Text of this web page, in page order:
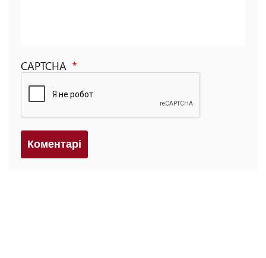
CAPTCHA
Коментарi